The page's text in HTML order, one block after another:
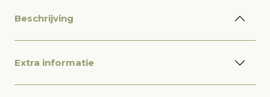
Beschrijving
Extra informatie